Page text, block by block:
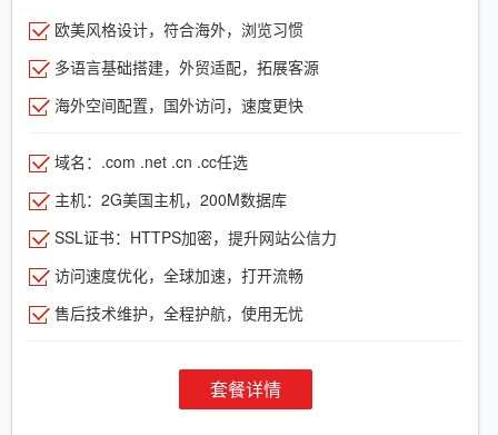
欧美风格设计，符合海外，浏览习惯
多语言基础搭建，外贸适配，拓展客源
海外空间配置，国外访问，速度更快
域名：.com .net .cn .cc任选
主机：2G美国主机，200M数据库
SSL证书：HTTPS加密，提升网站公信力
访问速度优化，全球加速，打开流畅
售后技术维护，全程护航，使用无忧
套餐详情